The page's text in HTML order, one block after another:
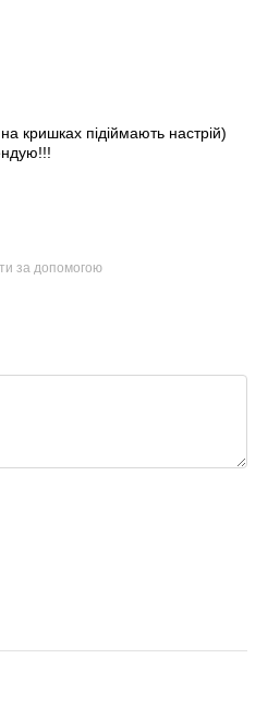
кришках підіймають настрій)
за допомогою